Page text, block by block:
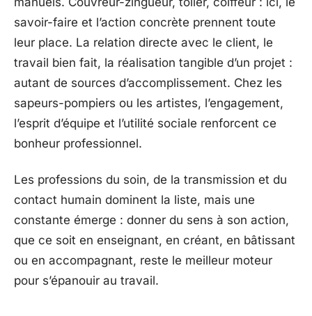
savoir-faire et l’action concrète prennent toute
leur place. La relation directe avec le client, le
travail bien fait, la réalisation tangible d’un projet :
autant de sources d’accomplissement. Chez les
sapeurs-pompiers ou les artistes, l’engagement,
l’esprit d’équipe et l’utilité sociale renforcent ce
bonheur professionnel.
Les professions du soin, de la transmission et du
contact humain dominent la liste, mais une
constante émerge : donner du sens à son action,
que ce soit en enseignant, en créant, en bâtissant
ou en accompagnant, reste le meilleur moteur
pour s’épanouir au travail.